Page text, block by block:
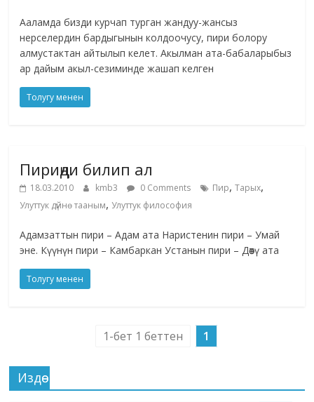
Ааламда бизди курчап турган жандуу-жансыз
нерселердин бардыгынын колдоочусу, пири болору
алмустактан айтылып келет. Акылман ата-бабаларыбыз
ар дайым акыл-сезиминде жашап келген
Толугу менен
Пириңди билип ал
18.03.2010 kmb3 0 Comments Пир,Тарых,
Улуттук дүйнө тааным, Улуттук философия
Адамзаттын пири – Адам ата Наристенин пири – Умай
эне. Күүнүн пири – Камбаркан Устанын пири – Дөөтү ата
Толугу менен
1-бет 1 беттен 1
Издөө